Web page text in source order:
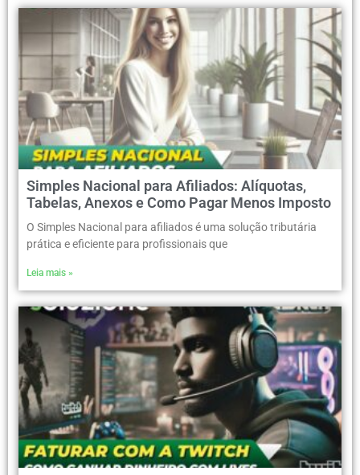
Simples Nacional para Afiliados: Alíquotas,
Tabelas, Anexos e Como Pagar Menos Imposto
O Simples Nacional para afiliados é uma solução tributária
prática e eficiente para profissionais que
Leia mais »